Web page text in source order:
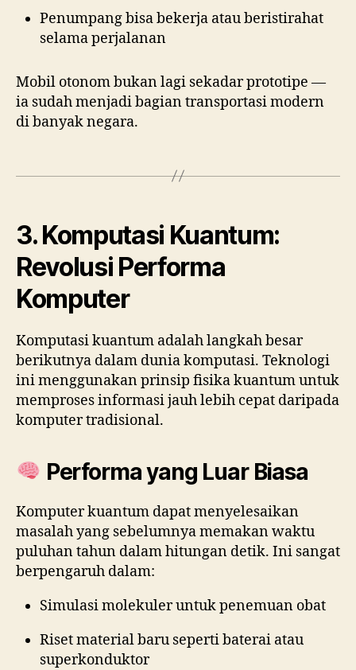
Penumpang bisa bekerja atau beristirahat
selama perjalanan
Mobil otonom bukan lagi sekadar prototipe —
ia sudah menjadi bagian transportasi modern
di banyak negara.
3. Komputasi Kuantum:
Revolusi Performa
Komputer
Komputasi kuantum adalah langkah besar
berikutnya dalam dunia komputasi. Teknologi
ini menggunakan prinsip fisika kuantum untuk
memproses informasi jauh lebih cepat daripada
komputer tradisional.
Performa yang Luar Biasa
Komputer kuantum dapat menyelesaikan
masalah yang sebelumnya memakan waktu
puluhan tahun dalam hitungan detik. Ini sangat
berpengaruh dalam:
Simulasi molekuler untuk penemuan obat
Riset material baru seperti baterai atau
superkonduktor